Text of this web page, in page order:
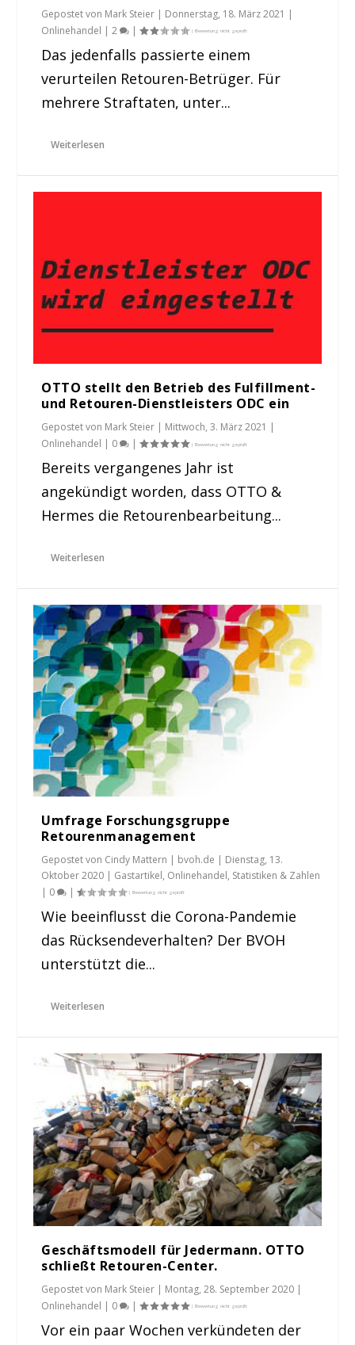
Gepostet von Mark Steier | Donnerstag, 18. März 2021 |
Onlinehandel |2 |
Das jedenfalls passierte einem
verurteilen Retouren-Betrüger. Für
mehrere Straftaten, unter...
Weiterlesen
OTTO stellt den Betrieb des Fulfillment-
und Retouren-Dienstleisters ODC ein
Gepostet von Mark Steier | Mittwoch, 3. März 2021 |
Onlinehandel | 0 |
Bereits vergangenes Jahr ist
angekündigt worden, dass OTTO &
Hermes die Retourenbearbeitung...
Weiterlesen
Umfrage Forschungsgruppe
Retourenmanagement
Gepostet von Cindy Mattern | bvoh.de | Dienstag, 13.
Oktober 2020 | Gastartikel, Onlinehandel, Statistiken & Zahlen
| 0 |
Wie beeinflusst die Corona-Pandemie
das Rücksendeverhalten? Der BVOH
unterstützt die...
Weiterlesen
Geschäftsmodell für Jedermann. OTTO
schließt Retouren-Center.
Gepostet von Mark Steier | Montag, 28. September 2020 |
Onlinehandel | 0 |
Vor ein paar Wochen verkündeten der